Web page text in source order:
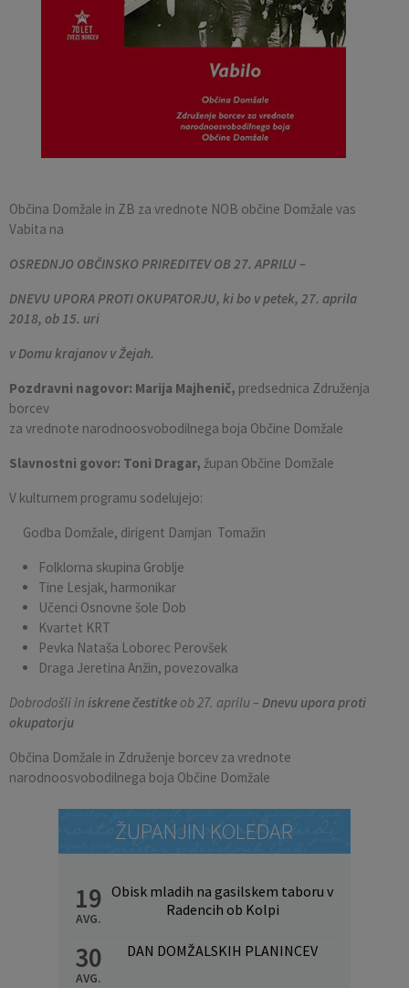
Občina Domžale in ZB za vrednote NOB občine Domžale vas
Vabita na
OSREDNJO OBČINSKO PRIREDITEV OB 27. APRILU –
DNEVU UPORA PROTI OKUPATORJU, ki bo v petek, 27. aprila
2018, ob 15. uri
v Domu krajanov v Žejah.
Pozdravni nagovor: Marija Majhenič, predsednica Združenja
borcev
za vrednote narodnoosvobodilnega boja Občine Domžale
Slavnostni govor: Toni Dragar, župan Občine Domžale
V kulturnem programu sodelujejo:
Godba Domžale, dirigent Damjan Tomažin
Folklorna skupina Groblje
Tine Lesjak, harmonikar
Učenci Osnovne šole Dob
Kvartet KRT
Pevka Nataša Loborec Perovšek
Draga Jeretina Anžin, povezovalka
Dobrodošli in iskrene čestitke ob 27. aprilu – Dnevu upora proti
okupatorju
Občina Domžale in Združenje borcev za vrednote
narodnoosvobodilnega boja Občine Domžale
ŽUPANJIN KOLEDAR
19
AVG.
Obisk mladih na gasilskem taboru v
Radencih ob Kolpi
30
AVG.
DAN DOMŽALSKIH PLANINCEV
Pobratene občine
Občina Moravče
Občinska volilna komisija
Svet za preventivo in vzgojo v cestnem prometu
Katalog informacij javnega značaja
Oskrba s plinom
Srednja šola Domžale
Urejanje javnih površin
Pomembni kontakti
Občinski predpisi
Uradni vestnik
Proračun Občine
E-obvestila Občine
Lokalne volitve